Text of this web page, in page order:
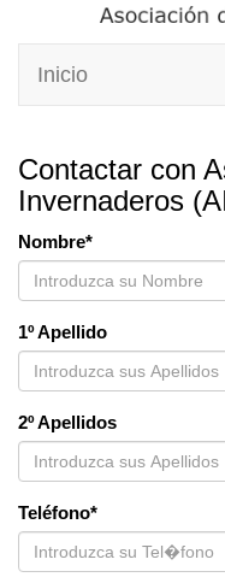
Inicio
Contactar con
Invernaderos
Nombre*
1º Apellido
2º Apellidos
Teléfono*